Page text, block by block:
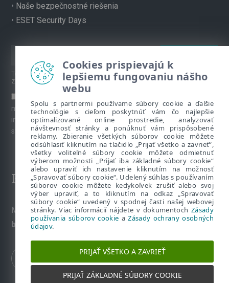
• Naše bezpečnostné riešenia
• ESET Security Days
Túto stránku chráni reCAPTCHA, platiaPravidlá ochrany súkromiaa
Zmluvné podmienkyspoločnosti Google.
marketingových materiálov prostredníctvom emailu. Viac
informácií o spracúvaní osobných údajov je k dispozícii na
stránke venovanej
Ochrane súkromia.
Kontakt
Máte nezodpovedané otázky? Napíšte nám:
bezpecnevofirme@eset.sk
Cookies prispievajú k
lepšiemu fungovaniu nášho
webu
Spolu s partnermi používame súbory cookie a ďalšie
technológie s cieľom poskytnúť vám čo najlepšie
optimalizované online prostredie, analyzovať
návštevnosť stránky a ponúknuť vám prispôsobené
reklamy. Zbieranie všetkých súborov cookie môžete
odsúhlasiť kliknutím na tlačidlo „Prijať všetko a zavrieť“,
všetky voliteľné súbory cookie môžete odmietnuť
výberom možnosti „Prijať iba základné súbory cookie“
alebo upraviť ich nastavenie kliknutím na možnosť
„Spravovať súbory cookie“. Udelený súhlas s používaním
súborov cookie môžete kedykoľvek zrušiť alebo svoj
výber upraviť, a to kliknutím na odkaz „Spravovať
súbory cookie“ uvedený v spodnej časti našej webovej
stránky. Viac informácií nájdete v dokumentoch Zásady
používania súborov cookie aZásady ochrany osobných
údajov.
PRIJAŤ VŠETKO A ZAVRIEŤ
PRIJAŤ ZÁKLADNÉ SÚBORY COOKIE